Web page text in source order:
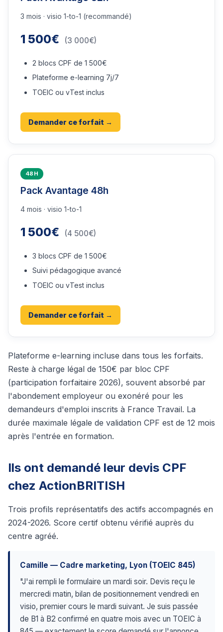
3 mois · visio 1-to-1 (recommandé)
1 500€ (3 000€)
2 blocs CPF de 1 500€
Plateforme e-learning 7j/7
TOEIC ou vTest inclus
Demander ce forfait →
48H
Pack Avantage 48h
4 mois · visio 1-to-1
1 500€ (4 500€)
3 blocs CPF de 1 500€
Suivi pédagogique avancé
TOEIC ou vTest inclus
Demander ce forfait →
Plateforme e-learning incluse dans tous les forfaits.
Reste à charge légal de 150€ par bloc CPF
(participation forfaitaire 2026), souvent absorbé par
l'abondement employeur ou exonéré pour les
demandeurs d'emploi inscrits à France Travail. La
durée maximale légale de validation CPF est de 12 mois
après l'entrée en formation.
Ils ont demandé leur devis CPF
chez ActionBRITISH
Trois profils représentatifs des actifs accompagnés en
2024-2026. Score certif obtenu vérifié auprès du
centre agréé.
Camille — Cadre marketing, Lyon (TOEIC 845)
"J'ai rempli le formulaire un mardi soir. Devis reçu le
mercredi matin, bilan de positionnement vendredi en
visio, premier cours le mardi suivant. Je suis passée
de B1 à B2 confirmé en quatre mois avec un TOEIC à